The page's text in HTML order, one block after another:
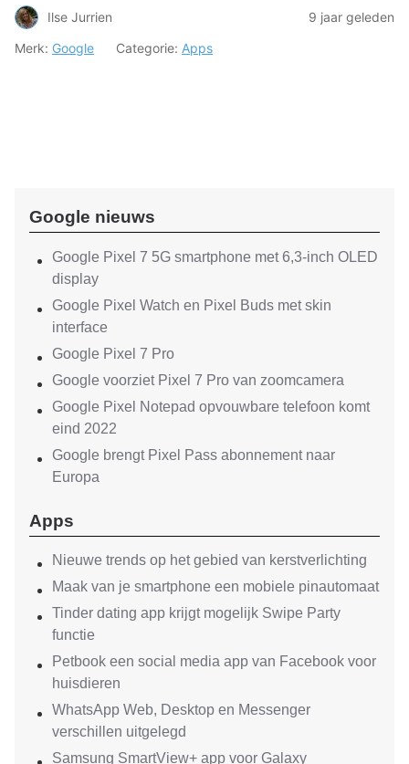
Ilse Jurrien
9 jaar geleden
Merk: Google Categorie: Apps
Google nieuws
Google Pixel 7 5G smartphone met 6,3-inch OLED
display
Google Pixel Watch en Pixel Buds met skin
interface
Google Pixel 7 Pro
Google voorziet Pixel 7 Pro van zoomcamera
Google Pixel Notepad opvouwbare telefoon komt
eind 2022
Google brengt Pixel Pass abonnement naar
Europa
Apps
Nieuwe trends op het gebied van kerstverlichting
Maak van je smartphone een mobiele pinautomaat
Tinder dating app krijgt mogelijk Swipe Party
functie
Petbook een social media app van Facebook voor
huisdieren
WhatsApp Web, Desktop en Messenger
verschillen uitgelegd
Samsung SmartView+ app voor Galaxy